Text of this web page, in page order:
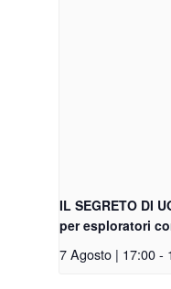
IL SEGRETO DI
per esploratori
7 Agosto | 17:00-